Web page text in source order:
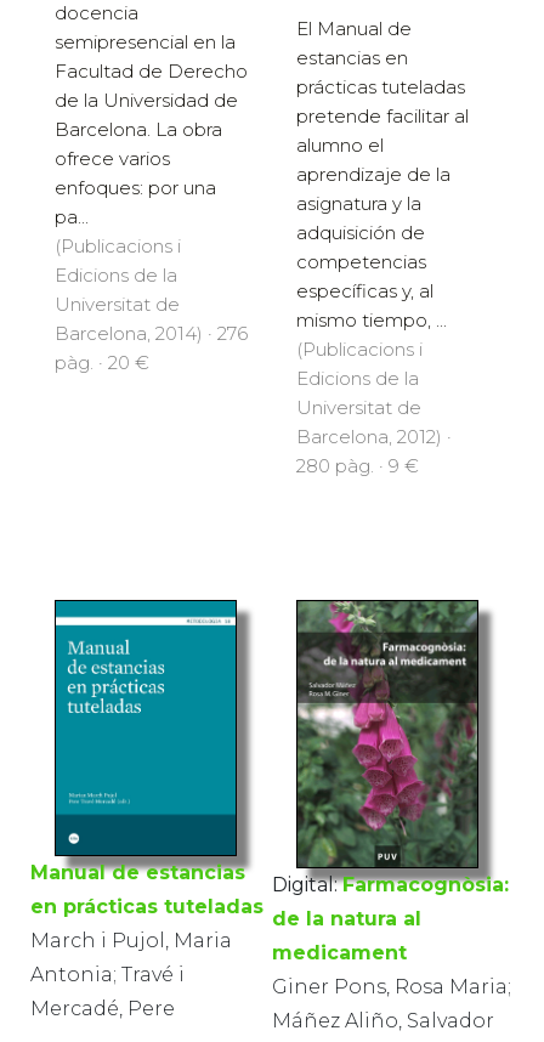
docencia
semipresencial en la
Facultad de Derecho
de la Universidad de
Barcelona. La obra
ofrece varios
enfoques: por una
pa...
(Publicacions i
Edicions de la
Universitat de
Barcelona, 2014) · 276
pàg. · 20 €
El Manual de
estancias en
prácticas tuteladas
pretende facilitar al
alumno el
aprendizaje de la
asignatura y la
adquisición de
competencias
específicas y, al
mismo tiempo, ...
(Publicacions i
Edicions de la
Universitat de
Barcelona, 2012) ·
280 pàg. · 9 €
Manual de estancias
en prácticas tuteladas
March i Pujol, Maria
Antonia; Travé i
Mercadé, Pere
Digital: Farmacognòsia:
de la natura al
medicament
Giner Pons, Rosa Maria;
Máñez Aliño, Salvador